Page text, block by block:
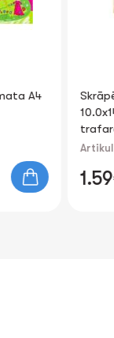
Skrāpējamā
10.0x14.0cm
trafaretu 10
Artikuls:
1.59€